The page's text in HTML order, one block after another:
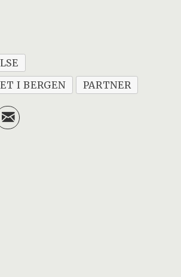
I BERGEN
PARTNER